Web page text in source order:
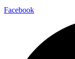
Facebook